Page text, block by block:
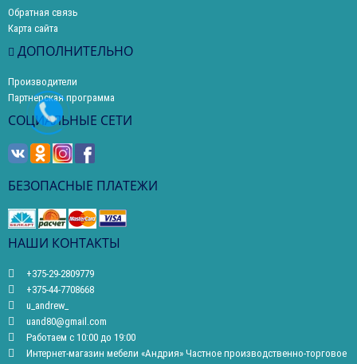
Обратная связь
Карта сайта
ДОПОЛНИТЕЛЬНО
Производители
Партнерская программа
СОЦИАЛЬНЫЕ СЕТИ
БЕЗОПАСНЫЕ ПЛАТЕЖИ
НАШИ КОНТАКТЫ
+375-29-2809779
+375-44-7708668
u_andrew_
uand80@gmail.com
Работаем с 10:00 до 19:00
Интернет-магазин мебели «Андрия» Частное производственно-торговое